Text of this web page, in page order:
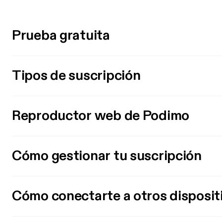
Prueba gratuita
Tipos de suscripción
Reproductor web de Podimo
Cómo gestionar tu suscripción
Cómo conectarte a otros